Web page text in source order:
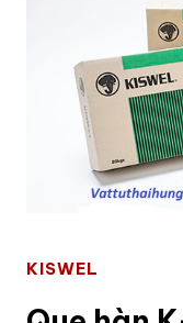
KISWEL